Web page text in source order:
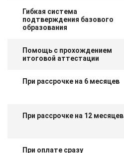
Гибкая система
подтверждения базового
образования
Помощь с прохождением
итоговой аттестации
При рассрочке на 6 месяцев
При рассрочке на 12 месяцев
При оплате сразу